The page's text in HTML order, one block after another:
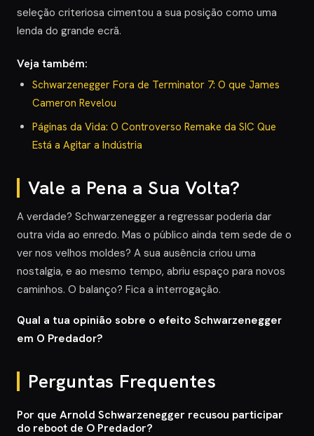
seleção criteriosa cimentou a sua posição como uma
lenda do grande ecrã.
Veja também:
Schwarzenegger Fora de Terminator 7: O que James
Cameron Revelou
Páginas da Vida: O Controverso Remake da SIC Que
Está a Agitar a Indústria
Vale a Pena a Sua Volta?
A verdade? Schwarzenegger a regressar poderia dar
outra vida ao enredo. Mas o público ainda tem sede de o
ver nos velhos moldes? A sua ausência criou uma
nostalgia, e ao mesmo tempo, abriu espaço para novos
caminhos. O balanço? Fica a interrogação.
Qual a tua opinião sobre o efeito Schwarzenegger
em O Predador?
Perguntas Frequentes
Por que Arnold Schwarzenegger recusou participar
do reboot de O Predador?